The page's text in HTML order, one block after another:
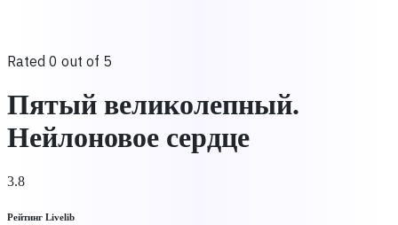
Rated 0 out of 5
Пятый великолепный.
Нейлоновое сердце
3.8
Рейтинг Livelib